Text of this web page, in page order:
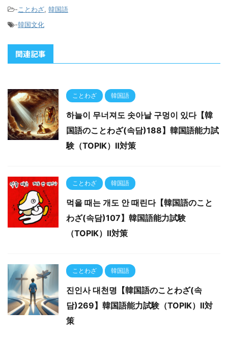
-ことわざ, 韓国語
-韓国文化
関連記事
ことわざ 韓国語
하늘이 무너져도 솟아날 구멍이 있다【韓
国語のことわざ(속담)188】韓国語能力試
験（TOPIK）Ⅱ対策
ことわざ 韓国語
먹을 때는 개도 안 때린다【韓国語のこと
わざ(속담)107】韓国語能力試験
（TOPIK）Ⅱ対策
ことわざ 韓国語
진인사 대천명【韓国語のことわざ(속
담)269】韓国語能力試験（TOPIK）Ⅱ対
策